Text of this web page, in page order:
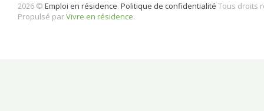
2026 © Emploi en résidence. Politique de confidentialité Tous droits
Propulsé parVivre en résidence.